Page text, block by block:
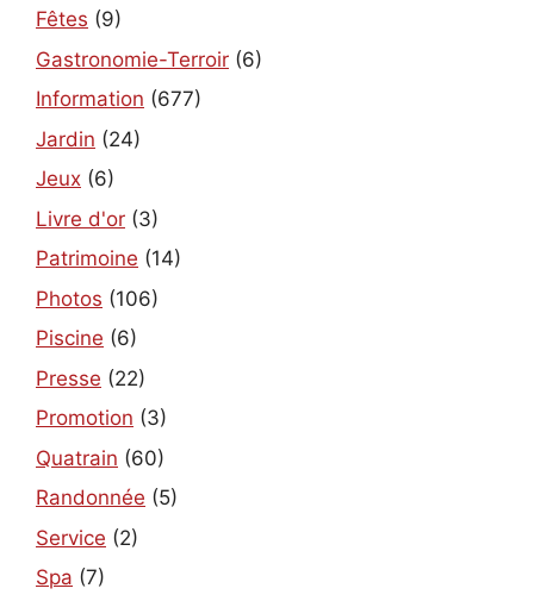
Fêtes (9)
Gastronomie-Terroir (6)
Information (677)
Jardin (24)
Jeux (6)
Livre d'or (3)
Patrimoine (14)
Photos (106)
Piscine (6)
Presse (22)
Promotion (3)
Quatrain (60)
Randonnée (5)
Service (2)
Spa (7)